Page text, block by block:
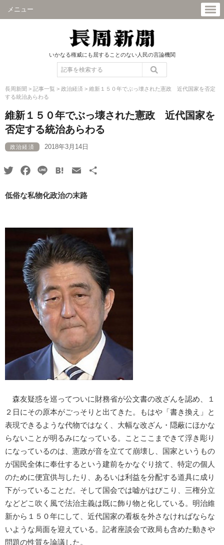
メニュー
いかなる権威にも屈することのない人民の言論機関
長周新聞 > 記事一覧 > 政治経済 > 維新１５０年でぶっ壊された憲政 近代国家を否定
する統治あらわる
維新１５０年でぶっ壊された憲政 近代国家を
否定する統治あらわる
政治経済 2018年3月14日
TwitterFacebook
Line HatenaEmail
低俗な私物化政治の末路
森友疑惑を巡ってついに財務省が公文書の改ざんを認め、１
２日にその原本がごっそりと出てきた。もはや「書き換え」と
表現できるような代物ではなく、大幅な改ざん・隠蔽にほかな
らないことが明るみになっている。ことここまできて浮き彫り
になっているのは、憲政が音を立てて崩壊し、国家というもの
が国民全体に奉仕するという建前をかなぐり捨て、特定の個人
のために便宜供与したり、あるいは利益を分配する道具に成り
下がっていることだ。そして国会では嘘がはびこり、三権分立
などどこ吹く風で法治主義は既に飾り物と化している。明治維
新から１５０年にして、近代国家の看板を外さなければならな
いような局面を迎えている。記者座談会で政局も含めた動きや
問題の性質を論議した。